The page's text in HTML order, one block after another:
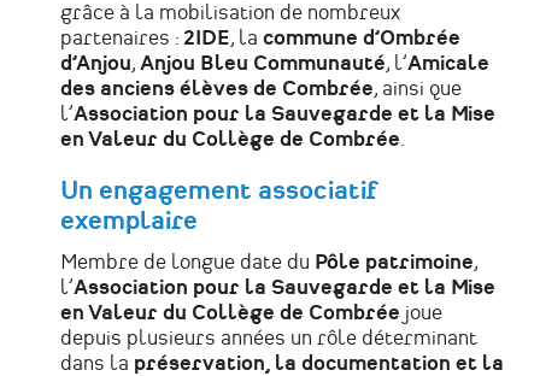
grâce à la mobilisation de nombreux
partenaires : 2IDE, la commune d’Ombrée
d’Anjou, Anjou Bleu Communauté, l’Amicale
des anciens élèves de Combrée, ainsi que
l’Association pour la Sauvegarde et la Mise
en Valeur du Collège de Combrée.
Un engagement associatif
exemplaire
Membre de longue date du Pôle patrimoine,
l’Association pour la Sauvegarde et la Mise
en Valeur du Collège de Combrée joue
depuis plusieurs années un rôle déterminant
dans la préservation, la documentation et la